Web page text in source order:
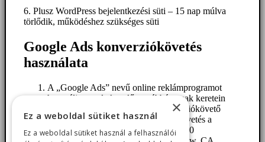
6. Plusz WordPress bejelentkezési süti – 15 nap múlva
törlődik, működéshez szükséges süti
Google Ads konverziókövetés
használata
A „Google Ads” nevű online reklámprogramot
használja az adatkezelő, továbbá annak keretein
belül igénybe veszi a Google konverziókövető
szolgáltatását. A Google konverziókövetés a
Google Inc. elemző szolgáltatása (1600
×
Ez a weboldal sütiket használ
Ez a weboldal sütiket használ a felhasználói